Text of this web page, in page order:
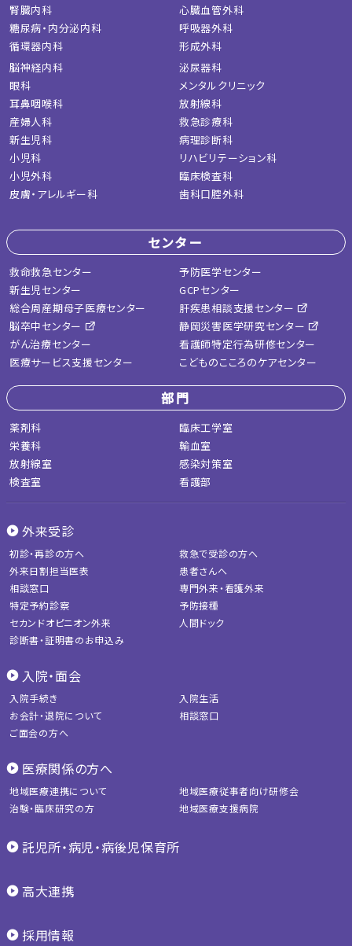
腎臓内科
糖尿病・内分泌内科
循環器内科
心臓血管外科
呼吸器外科
形成外科
脳神経内科
眼科
耳鼻咽喉科
産婦人科
新生児科
小児科
小児外科
皮膚・アレルギー科
泌尿器科
メンタルクリニック
放射線科
救急診療科
病理診断科
リハビリテーション科
臨床検査科
歯科口腔外科
センター
救命救急センター
新生児センター
総合周産期母子医療センター
脳卒中センター
がん治療センター
医療サービス支援センター
予防医学センター
GCPセンター
肝疾患相談支援センター
静岡災害医学研究センター
看護師特定行為研修センター
こどものこころのケアセンター
部門
薬剤科
栄養科
放射線室
検査室
臨床工学室
輸血室
感染対策室
看護部
外来受診
初診・再診の方へ
救急で受診の方へ
外来日割担当医表
患者さんへ
相談窓口
専門外来・看護外来
特定予約診察
予防接種
セカンドオピニオン外来
人間ドック
診断書・証明書のお申込み
入院・面会
入院手続き
入院生活
お会計・退院について
相談窓口
ご面会の方へ
医療関係の方へ
地域医療連携について
地域医療従事者向け研修会
治験・臨床研究の方
地域医療支援病院
託児所・病児・病後児保育所
高大連携
採用情報